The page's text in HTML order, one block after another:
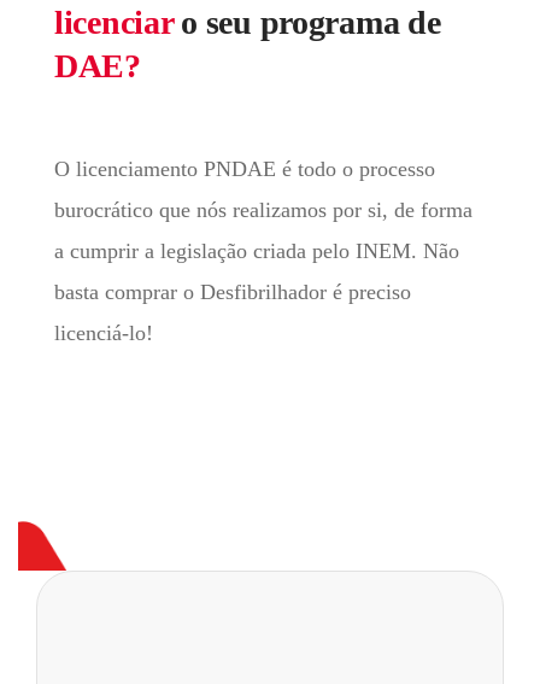
licenciaro seu programa de
DAE?
O licenciamento PNDAE é todo o processo
burocrático que nós realizamos por si, de forma
a cumprir a legislação criada pelo INEM. Não
basta comprar o Desfibrilhador é preciso
licenciá-lo!